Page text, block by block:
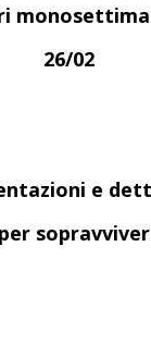
02
e